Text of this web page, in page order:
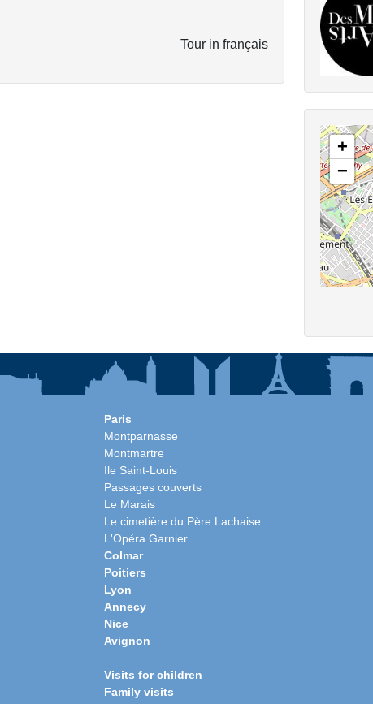
Tour in français
+
−
Paris
Montparnasse
Montmartre
Ile Saint-Louis
Passages couverts
Le Marais
Le cimetière du Père Lachaise
L'Opéra Garnier
Colmar
Poitiers
Lyon
Annecy
Nice
Avignon
Visits for children
Family visits